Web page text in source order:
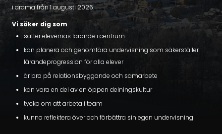
i drama från 1 augusti 2026.
Vi söker dig som
sätter elevernas lärande i centrum
kan planera och genomföra undervisning som säkerställer
lärandeprogression för alla elever
är bra på relationsbyggande och samarbete
kan vara en del av en öppen delningskultur
tycka om att arbeta i team
kunna reflektera över och förbättra sin egen undervisning